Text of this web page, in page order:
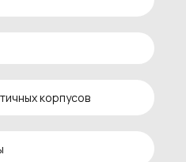
корпусов